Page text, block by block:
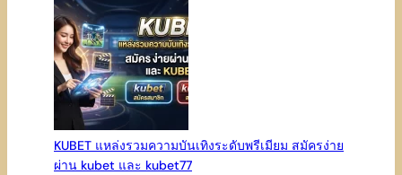
KUBET แหล่งรวมความบันเทิงระดับพรีเมียม สมัครง่าย
ผ่าน kubet และ kubet77